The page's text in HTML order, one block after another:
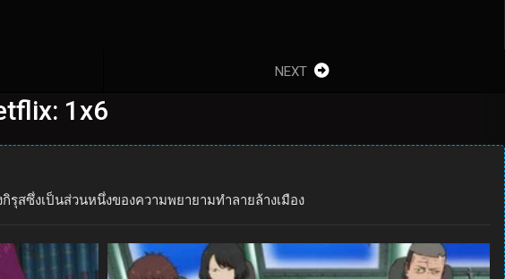
NEXT
1x6
สซึ่งเป็นส่วนหนึ่งของความพยายามทำลายล้างเมือง